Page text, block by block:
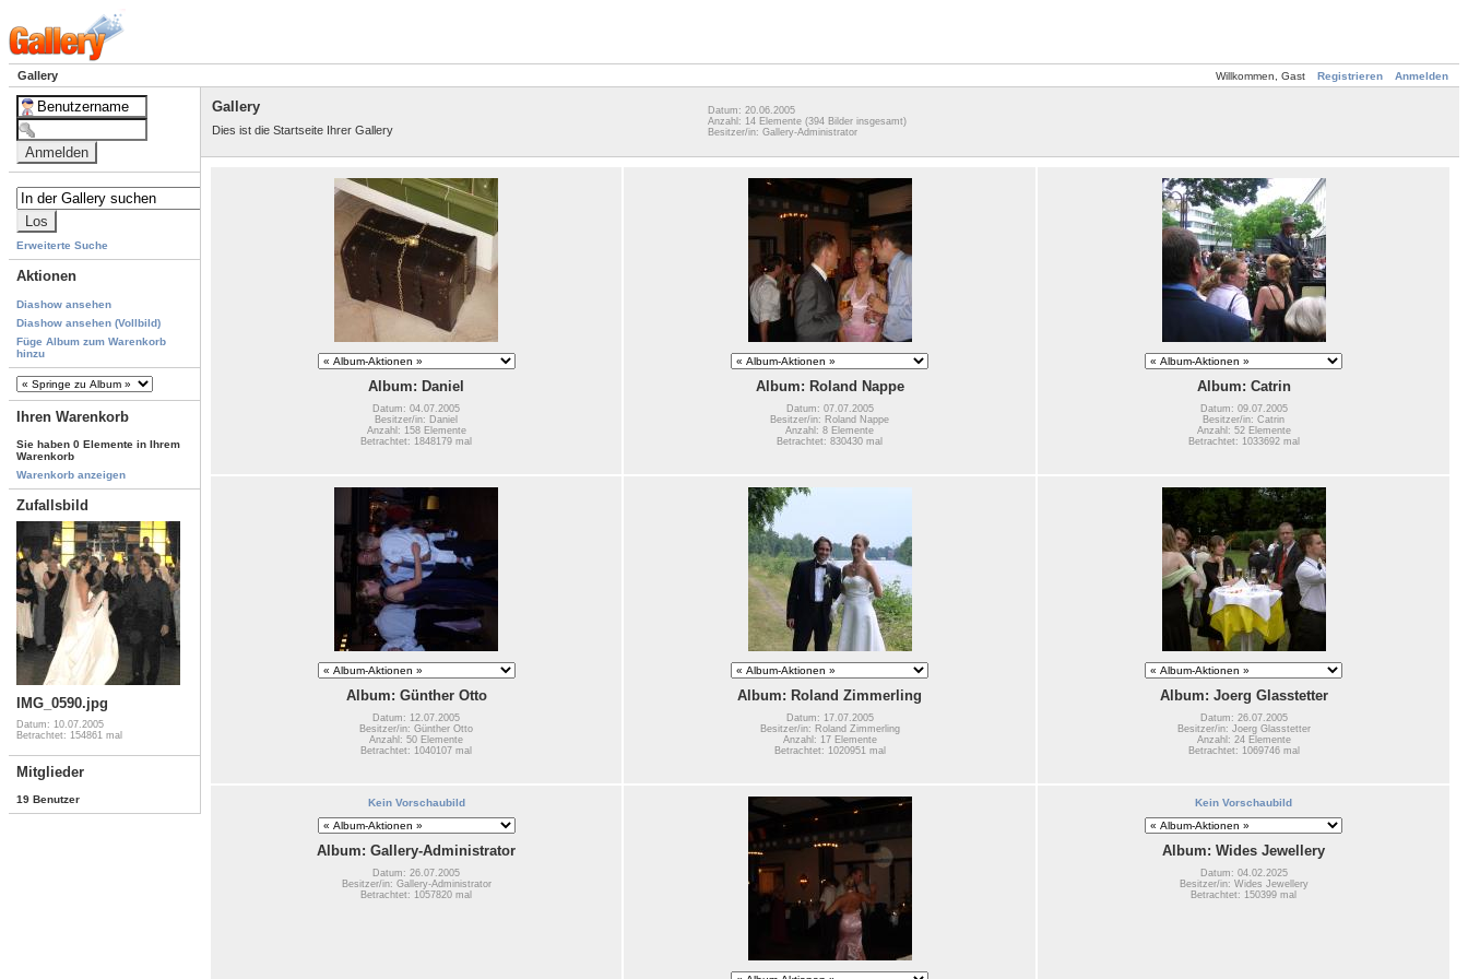
Willkommen, Gast Registrieren Anmelden
Gallery
Erweiterte Suche
Aktionen
Diashow ansehen
Diashow ansehen (Vollbild)
Füge Album zum Warenkorb
hinzu
Ihren Warenkorb
Sie haben 0 Elemente in Ihrem
Warenkorb
Warenkorb anzeigen
Zufallsbild
IMG_0590.jpg
Datum: 10.07.2005
Betrachtet: 154861 mal
Mitglieder
19 Benutzer
Gallery
Dies ist die Startseite Ihrer Gallery
Datum: 20.06.2005
Anzahl: 14 Elemente (394 Bilder insgesamt)
Besitzer/in: Gallery-Administrator
Album: Daniel
Datum: 04.07.2005
Besitzer/in: Daniel
Anzahl: 158 Elemente
Betrachtet: 1848179 mal
Album: Roland Nappe
Datum: 07.07.2005
Besitzer/in: Roland Nappe
Anzahl: 8 Elemente
Betrachtet: 830430 mal
Album: Catrin
Datum: 09.07.2005
Besitzer/in: Catrin
Anzahl: 52 Elemente
Betrachtet: 1033692 mal
Album: Günther Otto
Datum: 12.07.2005
Besitzer/in: Günther Otto
Anzahl: 50 Elemente
Betrachtet: 1040107 mal
Album: Roland Zimmerling
Datum: 17.07.2005
Besitzer/in: Roland Zimmerling
Anzahl: 17 Elemente
Betrachtet: 1020951 mal
Album: Joerg Glasstetter
Datum: 26.07.2005
Besitzer/in: Joerg Glasstetter
Anzahl: 24 Elemente
Betrachtet: 1069746 mal
Kein Vorschaubild
Album: Gallery-Administrator
Datum: 26.07.2005
Besitzer/in: Gallery-Administrator
Betrachtet: 1057820 mal
Kein Vorschaubild
Album: Wides Jewellery
Datum: 04.02.2025
Besitzer/in: Wides Jewellery
Betrachtet: 150399 mal